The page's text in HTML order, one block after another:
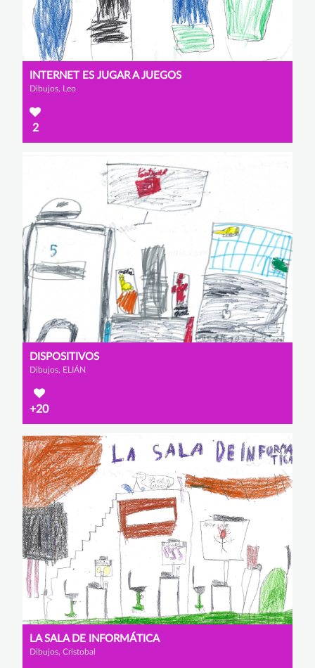
INTERNET ES JUGAR A JUEGOS
Dibujos, Leo
2
DISPOSITIVOS
Dibujos, ELIÁN
+20
LA SALA DE INFORMÁTICA
Dibujos, Cristobal